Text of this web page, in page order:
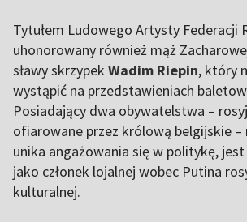
Tytułem Ludowego Artysty Federacji
uhonorowany również mąż
sławy skrzypek Wadim Riepin, który
wystąpić na przedstawieniach
Posiadający dwa obywatelstwa –
ofiarowane przez królową belgijskie –
unika angażowania się w politykę,
jako członek lojalnej wobec Putina
kulturalnej.